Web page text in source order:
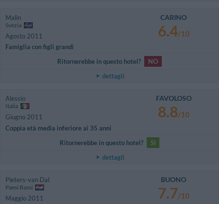
Malin
Svezia
Agosto 2011
Famiglia con figli grandi
CARINO
6.4/10
Ritornerebbe in questo hotel?
NO
dettagli
Alessio
Italia
Giugno 2011
Coppia età media inferiore ai 35 anni
FAVOLOSO
8.8/10
Ritornerebbe in questo hotel?
SI
dettagli
Pieters-van Dal
Paesi Bassi
Maggio 2011
BUONO
7.7/10